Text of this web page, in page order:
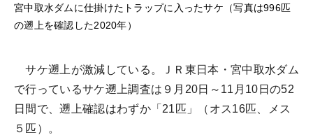
宮中取水ダムに仕掛けたトラップに入ったサケ（写真は996匹
の遡上を確認した2020年）
サケ遡上が激減している。ＪＲ東日本・宮中取水ダム
で行っているサケ遡上調査は９月20日～11月10日の52
日間で、遡上確認はわずか「21匹」（オス16匹、メス
５匹）。